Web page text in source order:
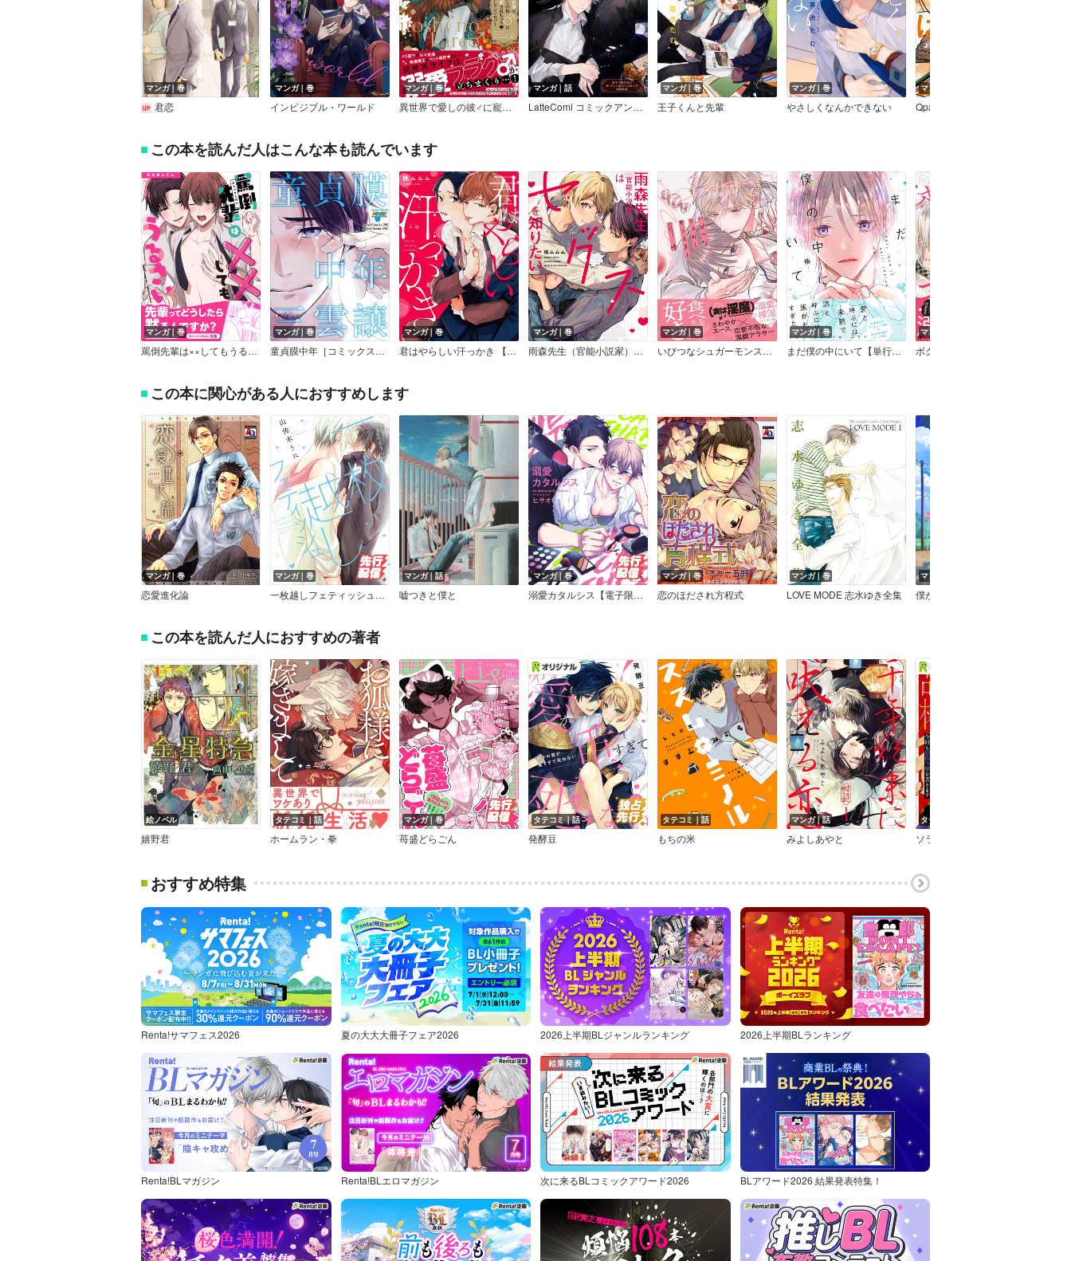
マンガ｜巻
君恋
マンガ｜巻
インビジブル・ワールド
マンガ｜巻
異世界で愛しの彼♂に寵愛されちゃう BLアンソロジー
マンガ｜話
LatteComi コミックアンソロジー【BL】（単話版） 恋と指切り
マンガ｜巻
王子くんと先輩
マンガ｜巻
やさしくなんかできない
マンガ｜巻
Qpano Summer 2017
この本を読んだ人はこんな本も読んでいます
マンガ｜巻
罵倒先輩は××してもうるさい【単行本版（限定描き下ろし付き）】
マンガ｜巻
童貞膜中年［コミックス版］
マンガ｜巻
君はやらしい汗っかき 【電子限定特典ペーパー付き】
マンガ｜巻
雨森先生（官能小説家）はセックスを知りたい【単行本版】【Renta！限定特典＆電子限定描き下ろし漫画付】
マンガ｜巻
いびつなシュガーモンスター【電子限定特典マンガ付き】
マンガ｜巻
まだ僕の中にいて【単行本版】（電子限定特典マンガ付き）
マンガ｜巻
この本に関心がある人におすすめします
マンガ｜巻
恋愛進化論
マンガ｜巻
一枚越しフェティッシュ【限定漫画付き】
マンガ｜話
嘘つきと僕と
マンガ｜巻
溺愛カタルシス【電子限定描き下ろし漫画付き】
マンガ｜巻
恋のほだされ方程式
マンガ｜巻
LOVE MODE 志水ゆき全集
マンガ｜話
僕が歩く君の軌跡 番外編
この本を読んだ人におすすめの著者
絵ノベル
嬉野君
タテコミ｜話
ホームラン・拳
マンガ｜巻
苺盛どらごん
タテコミ｜話
発酵豆
タテコミ｜話
もちの米
マンガ｜話
みよしあやと
タテコミ｜話
ソラ子
おすすめ特集
Renta!サマフェス2026 夏の大大大冊子フェア2026 2026上半期BLジャンルランキング 2026上半期BLランキング
Renta!BLマガジン Renta!BLエロマガジン 次に来るBLコミックアワード2026 BLアワード2026 結果発表特集！